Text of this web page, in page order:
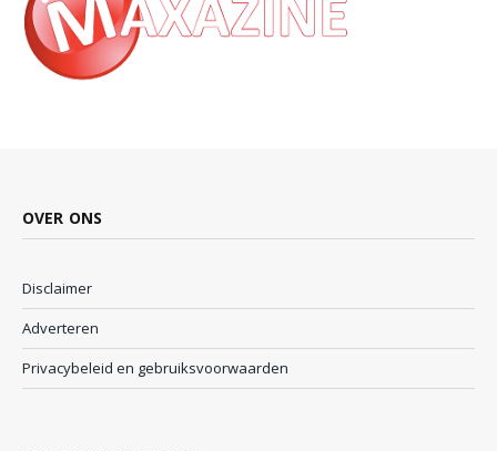
OVER ONS
Disclaimer
Adverteren
Privacybeleid en gebruiksvoorwaarden